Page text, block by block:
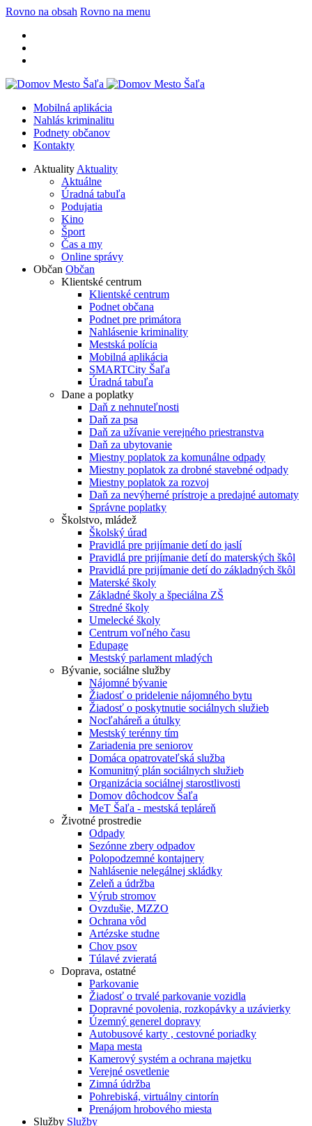
Rovno na obsah Rovno na menu
Mobilná aplikácia
Nahlás kriminalitu
Podnety občanov
Kontakty
Aktuality Aktuality
Aktuálne
Úradná tabuľa
Podujatia
Kino
Šport
Čas a my
Online správy
Občan Občan
Klientské centrum
Klientské centrum
Podnet občana
Podnet pre primátora
Nahlásenie kriminality
Mestská polícia
Mobilná aplikácia
SMARTCity Šaľa
Úradná tabuľa
Dane a poplatky
Daň z nehnuteľnosti
Daň za psa
Daň za užívanie verejného priestranstva
Daň za ubytovanie
Miestny poplatok za komunálne odpady
Miestny poplatok za drobné stavebné odpady
Miestny poplatok za rozvoj
Daň za nevýherné prístroje a predajné automaty
Správne poplatky
Školstvo, mládež
Školský úrad
Pravidlá pre prijímanie detí do jaslí
Pravidlá pre prijímanie detí do materských škôl
Pravidlá pre prijímanie detí do základných škôl
Materské školy
Základné školy a špeciálna ZŠ
Stredné školy
Umelecké školy
Centrum voľného času
Edupage
Mestský parlament mladých
Bývanie, sociálne služby
Nájomné bývanie
Žiadosť o pridelenie nájomného bytu
Žiadosť o poskytnutie sociálnych služieb
Nocľaháreň a útulky
Mestský terénny tím
Zariadenia pre seniorov
Domáca opatrovateľská služba
Komunitný plán sociálnych služieb
Organizácia sociálnej starostlivosti
Domov dôchodcov Šaľa
MeT Šaľa - mestská tepláreň
Životné prostredie
Odpady
Sezónne zbery odpadov
Polopodzemné kontajnery
Nahlásenie nelegálnej skládky
Zeleň a údržba
Výrub stromov
Ovzdušie, MZZO
Ochrana vôd
Artézske studne
Chov psov
Túlavé zvieratá
Doprava, ostatné
Parkovanie
Žiadosť o trvalé parkovanie vozidla
Dopravné povolenia, rozkopávky a uzávierky
Územný generel dopravy
Autobusové karty , cestovné poriadky
Mapa mesta
Kamerový systém a ochrana majetku
Verejné osvetlenie
Zimná údržba
Pohrebiská, virtuálny cintorín
Prenájom hrobového miesta
Služby Služby